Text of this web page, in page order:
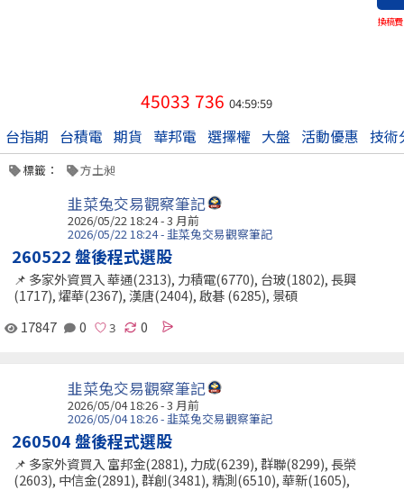
換稿費
45033 736 04:59:59
台指期 台積電 期貨 華邦電 選擇權 大盤 活動優惠 技術
標籤： 方土昶
韭菜兔交易觀察筆記
2026/05/22 18:24 - 3 月前
2026/05/22 18:24 - 韭菜兔交易觀察筆記
260522 盤後程式選股
📌 多家外資買入 華通(2313), 力積電(6770), 台玻(1802), 長興
(1717), 燿華(2367), 漢唐(2404), 啟碁 (6285), 景碩
17847
0 0
韭菜兔交易觀察筆記
2026/05/04 18:26 - 3 月前
2026/05/04 18:26 - 韭菜兔交易觀察筆記
260504 盤後程式選股
📌 多家外資買入 富邦金(2881), 力成(6239), 群聯(8299), 長榮
(2603), 中信金(2891), 群創(3481), 精測(6510), 華新(1605),